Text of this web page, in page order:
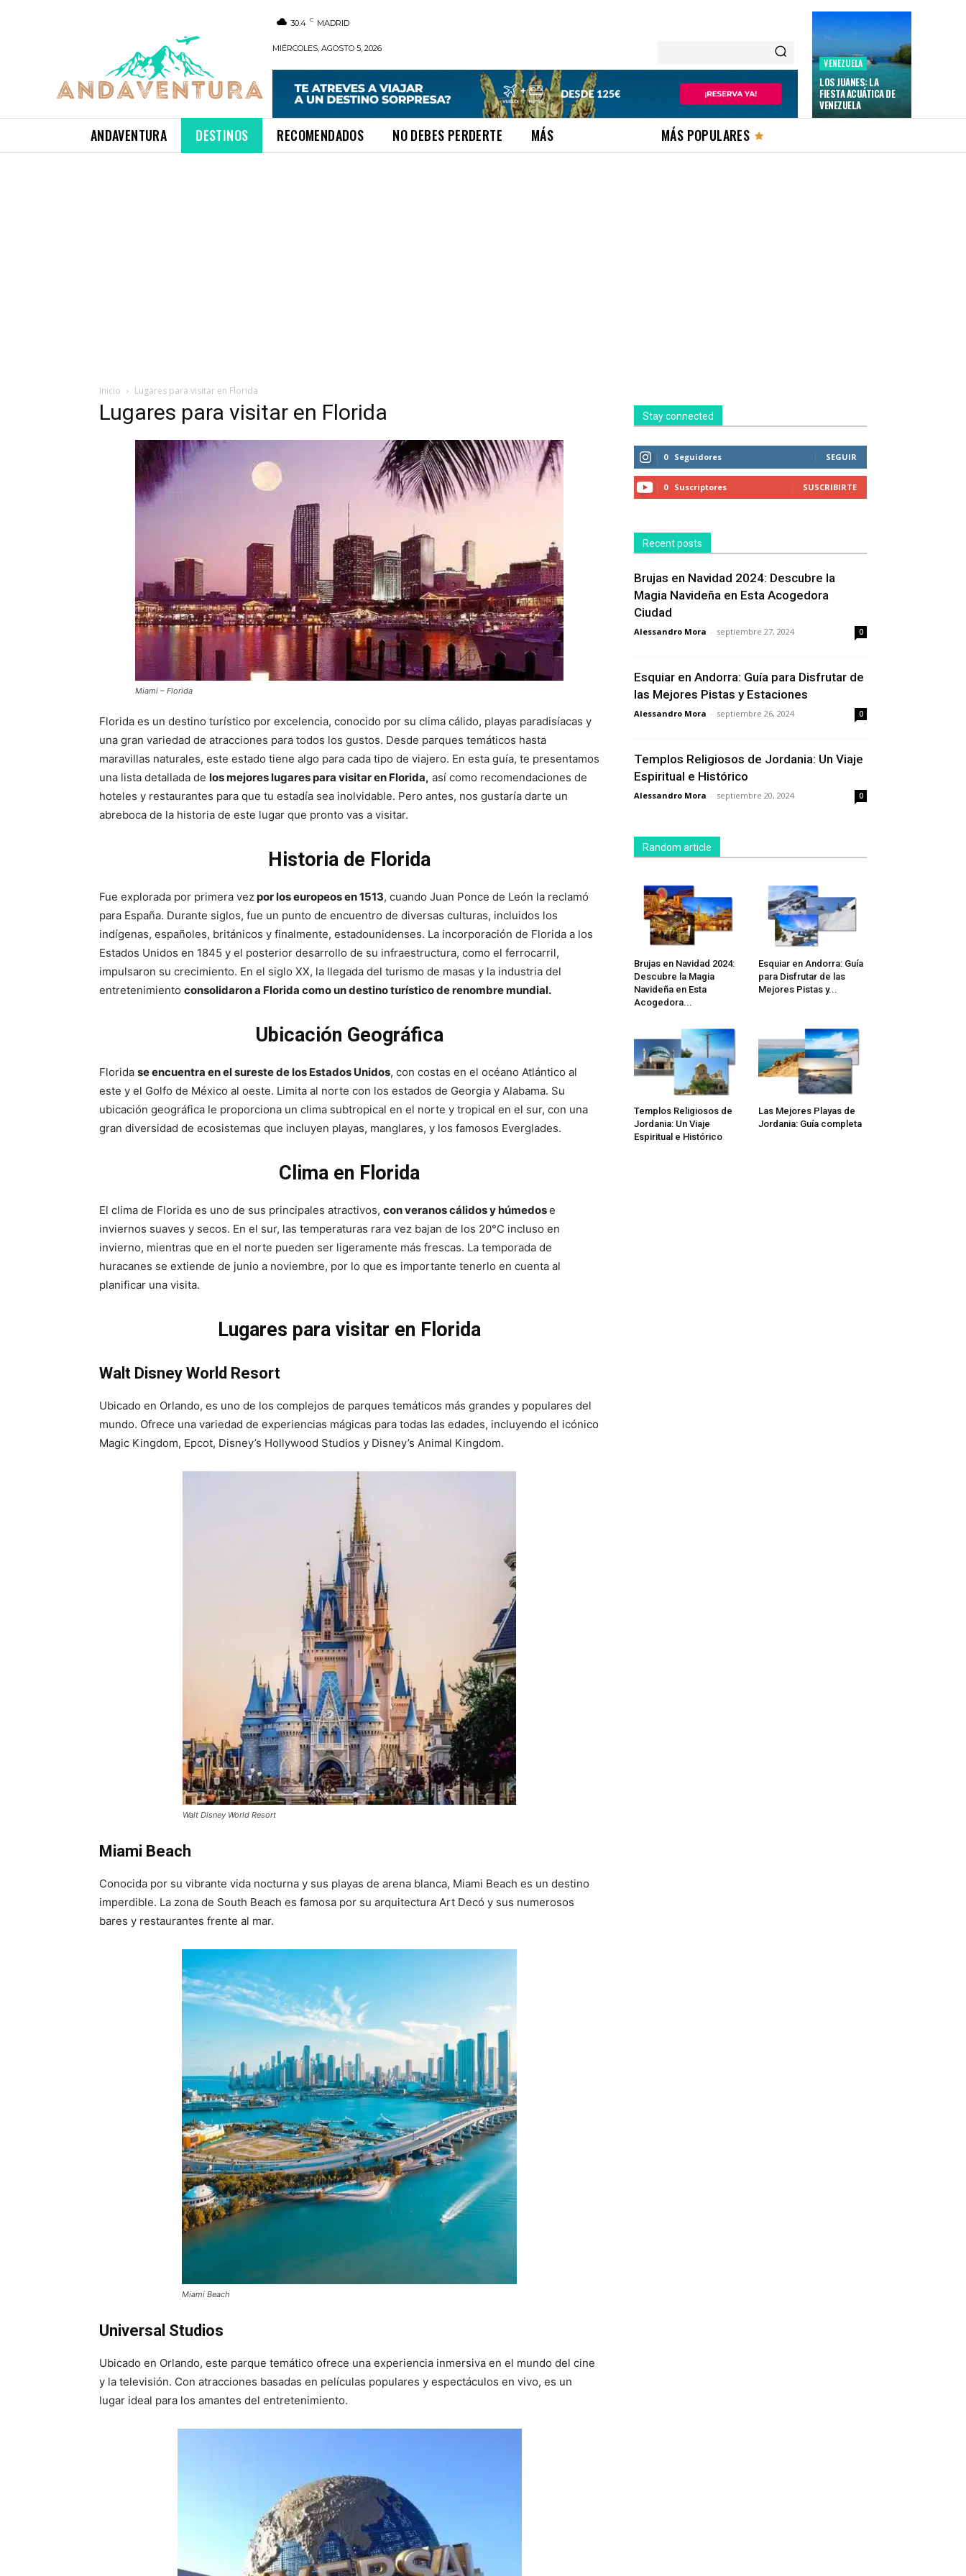
30.4 C MADRID
MIÉRCOLES, AGOSTO 5, 2026
VENEZUELA
LOS JUANES: LA
FIESTA ACUÁTICA DE
VENEZUELA
ANDAVENTURA DESTINOS RECOMENDADOS NO DEBES PERDERTE MÁS MÁS POPULARES
Inicio Lugares para visitar en Florida
Lugares para visitar en Florida
Miami – Florida
Florida es un destino turístico por excelencia, conocido por su clima cálido, playas paradisíacas y
una gran variedad de atracciones para todos los gustos. Desde parques temáticos hasta
maravillas naturales, este estado tiene algo para cada tipo de viajero. En esta guía, te presentamos
una lista detallada de los mejores lugares para visitar en Florida, así como recomendaciones de
hoteles y restaurantes para que tu estadía sea inolvidable. Pero antes, nos gustaría darte un
abreboca de la historia de este lugar que pronto vas a visitar.
Historia de Florida
Fue explorada por primera vezpor los europeos en 1513, cuando Juan Ponce de León la reclamó
para España. Durante siglos, fue un punto de encuentro de diversas culturas, incluidos los
indígenas, españoles, británicos y finalmente, estadounidenses. La incorporación de Florida a los
Estados Unidos en 1845 y el posterior desarrollo de su infraestructura, como el ferrocarril,
impulsaron su crecimiento. En el siglo XX, la llegada del turismo de masas y la industria del
entretenimiento consolidaron a Florida como un destino turístico de renombre mundial.
Ubicación Geográfica
Florida se encuentra en el sureste de los Estados Unidos, con costas en el océano Atlántico al
este y el Golfo de México al oeste. Limita al norte con los estados de Georgia y Alabama. Su
ubicación geográfica le proporciona un clima subtropical en el norte y tropical en el sur, con una
gran diversidad de ecosistemas que incluyen playas, manglares, y los famosos Everglades.
Clima en Florida
El clima de Florida es uno de sus principales atractivos, con veranos cálidos y húmedose
inviernos suaves y secos. En el sur, las temperaturas rara vez bajan de los 20°C incluso en
invierno, mientras que en el norte pueden ser ligeramente más frescas. La temporada de
huracanes se extiende de junio a noviembre, por lo que es importante tenerlo en cuenta al
planificar una visita.
Lugares para visitar en Florida
Walt Disney World Resort
Ubicado en Orlando, es uno de los complejos de parques temáticos más grandes y populares del
mundo. Ofrece una variedad de experiencias mágicas para todas las edades, incluyendo el icónico
Magic Kingdom, Epcot, Disney’s Hollywood Studios y Disney’s Animal Kingdom.
Walt Disney World Resort
Miami Beach
Conocida por su vibrante vida nocturna y sus playas de arena blanca, Miami Beach es un destino
imperdible. La zona de South Beach es famosa por su arquitectura Art Decó y sus numerosos
bares y restaurantes frente al mar.
Miami Beach
Universal Studios
Ubicado en Orlando, este parque temático ofrece una experiencia inmersiva en el mundo del cine
y la televisión. Con atracciones basadas en películas populares y espectáculos en vivo, es un
lugar ideal para los amantes del entretenimiento.
Stay connected
0 Seguidores SEGUIR
0 Suscriptores SUSCRIBIRTE
Recent posts
Brujas en Navidad 2024: Descubre la
Magia Navideña en Esta Acogedora
Ciudad
Alessandro Mora - septiembre 27, 2024 0
Esquiar en Andorra: Guía para Disfrutar de
las Mejores Pistas y Estaciones
Alessandro Mora - septiembre 26, 2024 0
Templos Religiosos de Jordania: Un Viaje
Espiritual e Histórico
Alessandro Mora - septiembre 20, 2024 0
Random article
Brujas en Navidad 2024:
Descubre la Magia
Navideña en Esta
Acogedora...
Esquiar en Andorra: Guía
para Disfrutar de las
Mejores Pistas y...
Templos Religiosos de
Jordania: Un Viaje
Espiritual e Histórico
Las Mejores Playas de
Jordania: Guía completa